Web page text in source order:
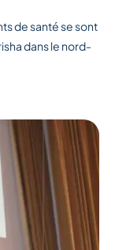
de santé se sont
dans le nord-